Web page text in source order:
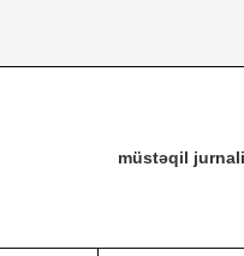
müstəqil